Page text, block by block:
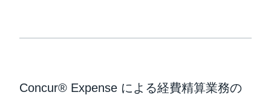
Concur® Expense による経費精算業務の